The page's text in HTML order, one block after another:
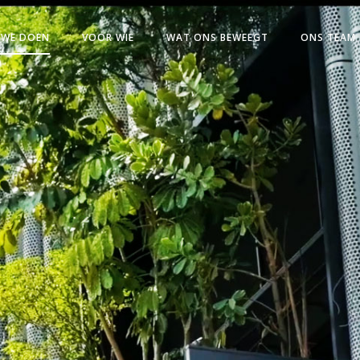
DOEN VOOR WIE WAT ONS BEWEEGT ONS TEAM